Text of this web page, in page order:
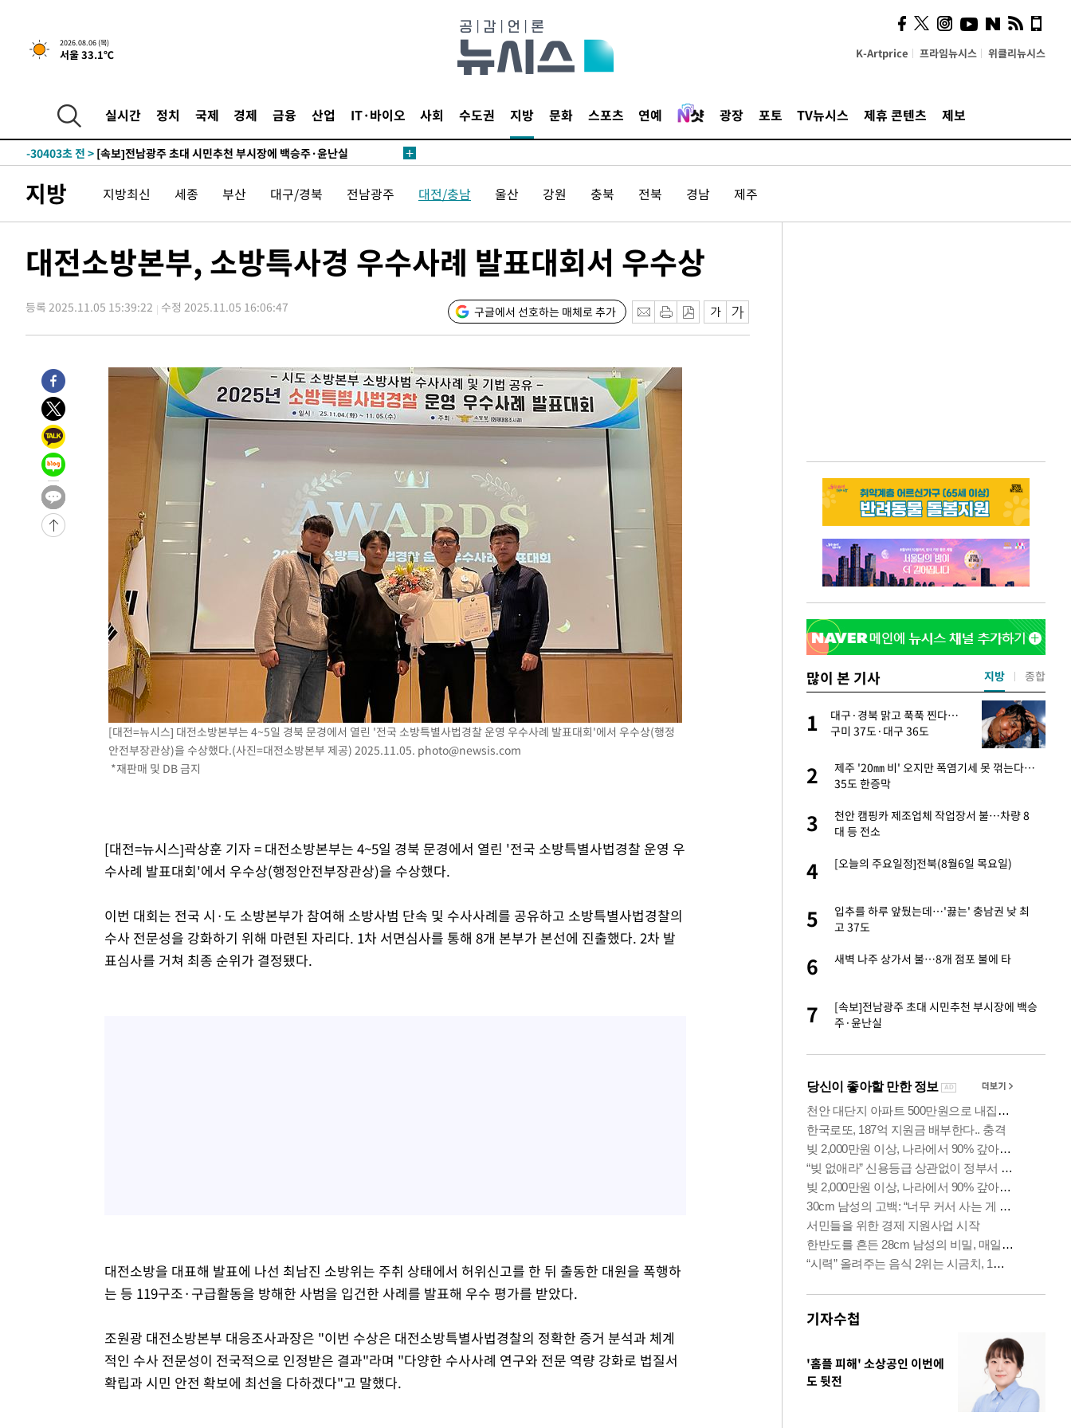
2026.08.06 (목)
서울 33.1℃ K-Artprice 프라임뉴시스 위클리뉴시스
실시간 정치 국제 경제 금융 산업 IT·바이오 사회 수도권 지방 문화 스포츠 연예 광장 포토 TV뉴시스 제휴 콘텐츠 제보
1시간 전 >[속보] "이란-오만, 호르무즈 해협 통행 항로 합의" 이란 외무부 대변인
-31951초 전 >[속보]경찰, '홍명보 선임 논란' 대한축구협회·축구회관 등 압수수
-31131초 전 >
[속보]코스피 매도사이드카 발동…4%대 급락
-30403초 전 >
-27964초 전 > 서울 열대야 15일째 지속…비공식 '초열대야' 30도 넘어
-26514초 전 > [속보]코스피, 119.51포인트(1.81%) 내린 6478.75 개장
-22961초 전 >6월 경상수지 497.3억 달러…두 달 연속 사상 최대
-20274초 전 >미 워싱턴주 스포캔 시의 통제불능 3개 산불, 방화선 일부 구축
우 0.49%↑
-10802초 전 >[속보] 이란 대통령 "지금 최고지도자와 소통하기가 매우 어려워"
1시간 전 >[속보] "이란-오만, 호르무즈 해협 통행 항로 합의" 이란 외무부 대변인
-31338초 전 >
[속보]산업장관 "美무역법 제301조 과잉생산 결과 발표 8월 중 예
-31131초 전 >
[속보]코스피 매도사이드카 발동…4%대 급락
-30403초 전 >
[속보]전남광주 초대 시민추천 부시장에 백승주·윤난실
-27964초 전 >
서울 열대야 15일째 지속…비공식 '초열대야' 30도 넘어
-26531초 전 >
[속보]코스닥, 2.15포인트(0.27%) 내린 797.44 출발
-26514초 전 >
[속보]코스피, 119.51포인트(1.81%) 내린 6478.75 개장
-22961초 전 >
6월 경상수지 497.3억 달러…두 달 연속 사상 최대
-22912초 전 >
서울 낮 39도 '폭염중대경보'…40도 관측 가능성도
미 워싱턴주 스포캔 시의 통제불능 3개 산불, 방화선 일부 구축
[속보] 호르무즈 해협 이란-오만 협상 기대속 뉴욕증시 혼조 마감 다
[속보] 이란 대통령 "지금 최고지도자와 소통하기가 매우 어려워"
[속보] "이란-오만, 호르무즈 해협 통행 항로 합의" 이란 외무부 대변인
지방 지방최신 세종 부산 대구/경북 전남광주 대전/충남 울산 강원 충북 전북 경남 제주
대전소방본부, 소방특사경 우수사례 발표대회서 우수상
등록 2025.11.05 15:39:22 수정 2025.11.05 16:06:47 구글에서 선호하는 매체로 추가
[대전=뉴시스] 대전소방본부는 4~5일 경북 문경에서 열린 '전국 소방특별사법경찰 운영 우수사례 발표대회'에서 우수상(행정
안전부장관상)을 수상했다.(사진=대전소방본부 제공) 2025.11.05. photo@newsis.com
*재판매 및 DB 금지
[대전=뉴시스]곽상훈 기자 = 대전소방본부는 4~5일 경북 문경에서 열린 '전국 소방특별사법경찰 운영 우
수사례 발표대회'에서 우수상(행정안전부장관상)을 수상했다.
이번 대회는 전국 시·도 소방본부가 참여해 소방사범 단속 및 수사사례를 공유하고 소방특별사법경찰의
수사 전문성을 강화하기 위해 마련된 자리다. 1차 서면심사를 통해 8개 본부가 본선에 진출했다. 2차 발
표심사를 거쳐 최종 순위가 결정됐다.
대전소방을 대표해 발표에 나선 최남진 소방위는 주취 상태에서 허위신고를 한 뒤 출동한 대원을 폭행하
는 등 119구조·구급활동을 방해한 사범을 입건한 사례를 발표해 우수 평가를 받았다.
조원광 대전소방본부 대응조사과장은 "이번 수상은 대전소방특별사법경찰의 정확한 증거 분석과 체계
적인 수사 전문성이 전국적으로 인정받은 결과"라며 "다양한 수사사례 연구와 전문 역량 강화로 법질서
확립과 시민 안전 확보에 최선을 다하겠다"고 말했다.
많이 본 기사
1
정웅인 첫째 딸, 연기자 지
망…또 배우 꿈꾸는 스타 2세
5
황기순 "원정 도박으로 전 재산 잃고 필리핀
도피"
1
대구·경북 맑고 푹푹 찐다…
구미 37도·대구 36도
2
제주 '20㎜ 비' 오지만 폭염기세 못 꺾는다…
35도 한증막
3
천안 캠핑카 제조업체 작업장서 불…차량 8
대 등 전소
4 [오늘의 주요일정]전북(8월6일 목요일)
5
입추를 하루 앞뒀는데…'끓는' 충남권 낮 최
고 37도
6 새벽 나주 상가서 불…8개 점포 불에 타
7
[속보]전남광주 초대 시민추천 부시장에 백승
주·윤난실
지방 종합
기자수첩
'홈플 피해' 소상공인 이번에
도 뒷전